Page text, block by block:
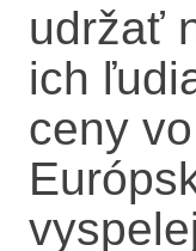
udržať
ich
ceny